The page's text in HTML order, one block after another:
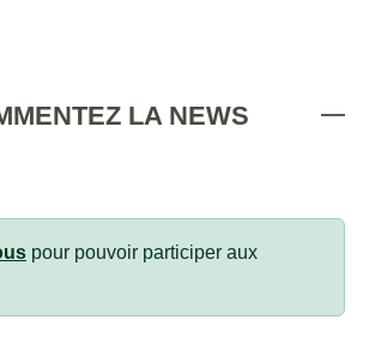
LA NEWS
pour pouvoir participer aux